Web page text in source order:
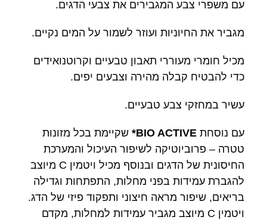
עם משפרי צבע המגבירים את צבעי הדגים.
מגביר את החיוניות ועוזר לשמור על המים נקיים.
מכיל חומרי מעוררי תאבון טבעיים וקרוטנואידים
כדי להבטיח קבלה מהירה וצבעים יפים.
עשיר במחזקי צבע טבעיים.
עם נוסחת BIO ACTIVE*
שקיימת בכל מזונות
טטרה – פרוביוטיקה לשיפור העיכול והמערכת
החיסונית של הדגים ובנוסף מכיל ויטמין C מיוצב
להגברת עמידות בפני מחלות, התפתחות וגדילה
בריאים, שיפור מראה חיצוני ותפקוד פיזי של הדג.
ויטמין C מיוצב מגביר עמידות למחלות, מקדם